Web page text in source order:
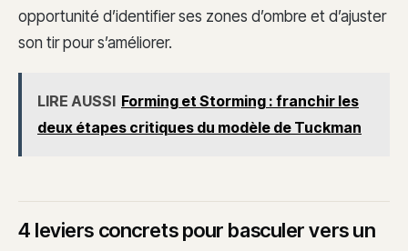
opportunité d’identifier ses zones d’ombre et d’ajuster
son tir pour s’améliorer.
LIRE AUSSI Forming et Storming : franchir les
deux étapes critiques du modèle de Tuckman
4 leviers concrets pour basculer vers un